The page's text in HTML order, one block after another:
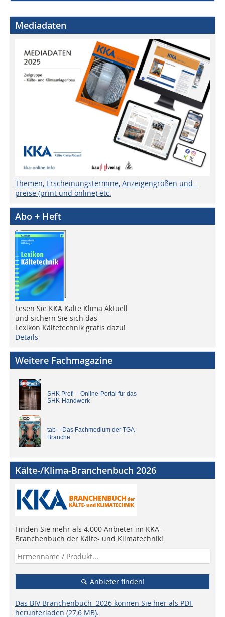
Mediadaten
Themen, Erscheinungstermine, Anzeigengrößen und -
preise (print und online) etc.
Abo + Heft
Lesen Sie KKA Kälte Klima Aktuell
und sichern Sie sich das
Lexikon Kältetechnik gratis dazu!
Details
Weitere Fachmagazine
SHK Profi – Online-Portal für das
SHK-Handwerk
tab – Das Fachmedium der TGA-
Branche
Kälte-/Klima-Branchenbuch 2026
Finden Sie mehr als 4.000 Anbieter im KKA-
Branchenbuch der Kälte- und Klimatechnik!
Anbieter finden!
Das BIV Branchenbuch 2026 können Sie hier als PDF
herunterladen (27,6 MB).